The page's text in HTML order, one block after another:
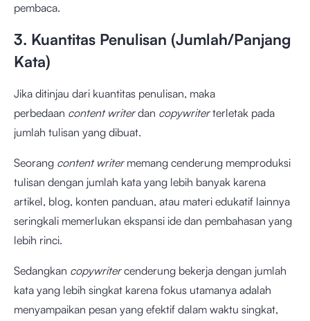
pembaca.
3. Kuantitas Penulisan (Jumlah/Panjang
Kata)
Jika ditinjau dari kuantitas penulisan, maka
perbedaan content writerdan copywriterterletak pada
jumlah tulisan yang dibuat.
Seorang content writer memang cenderung memproduksi
tulisan dengan jumlah kata yang lebih banyak karena
artikel, blog, konten panduan, atau materi edukatif lainnya
seringkali memerlukan ekspansi ide dan pembahasan yang
lebih rinci.
Sedangkan copywritercenderung bekerja dengan jumlah
kata yang lebih singkat karena fokus utamanya adalah
menyampaikan pesan yang efektif dalam waktu singkat,